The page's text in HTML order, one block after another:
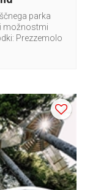
parka
možnostmi
Prezzemolo